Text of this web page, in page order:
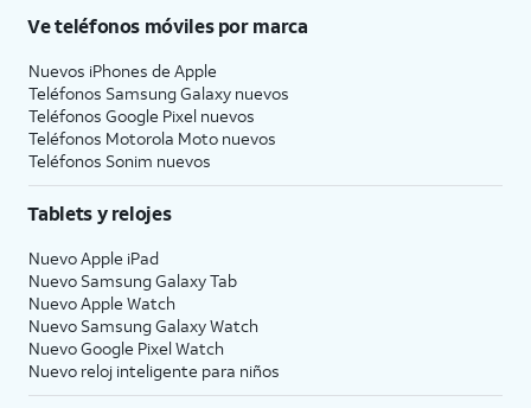
Ve teléfonos móviles por marca
Nuevos iPhones de Apple
Teléfonos Samsung Galaxy nuevos
Teléfonos Google Pixel nuevos
Teléfonos Motorola Moto nuevos
Teléfonos Sonim nuevos
Tablets y relojes
Nuevo Apple iPad
Nuevo Samsung Galaxy Tab
Nuevo Apple Watch
Nuevo Samsung Galaxy Watch
Nuevo Google Pixel Watch
Nuevo reloj inteligente para niños